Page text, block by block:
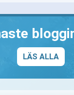
LÄS ALLA